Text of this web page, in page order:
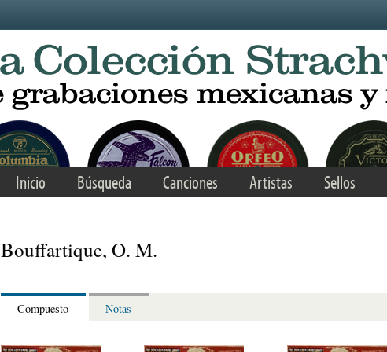
Inicio Búsqueda Canciones Artistas Sellos
Bouffartique, O. M.
Compuesto Notas